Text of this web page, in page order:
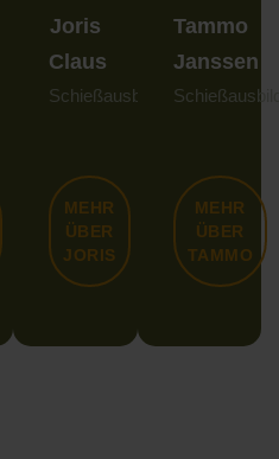
Joris
Claus
Schießausbilder
MEHR
ÜBER
JORIS
Tammo
Janssen
MEHR
ÜBER
TAMMO